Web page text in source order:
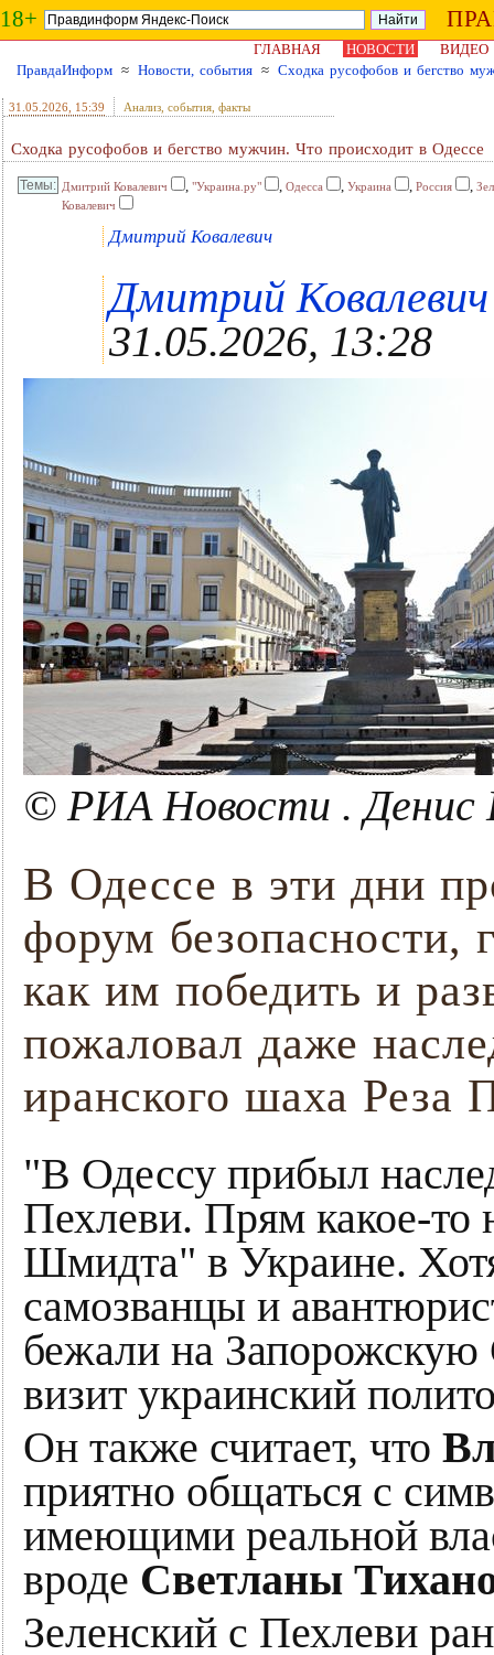
18+
ГЛАВНАЯ НОВОСТИ
ВИДЕО
ПравдаИнформ ≈ Новости, события ≈ Сходка русофобов и бегство
31.05.2026 , 15:39 Анализ, события, факты
Сходка русофобов и бегство мужчин. Что происходит в Одессе
Дмитрий Ковалевич , "Украина.ру" , Одесса , Украина , Россия ,
Ковалевич
Дмитрий Ковалевич
Дмитрий
31.05.2026, 13:28
© РИА Новости . Денис
В Одессе в эти дни
форум безопасности,
как им победить и
пожаловал даже
иранского шаха Реза
"В Одессу прибыл
Пехлеви. Прям какое-то
Шмидта" в Украине.
самозванцы и
бежали на Запорожскую
визит украинский
Он также считает, что
приятно общаться с
имеющими реальной
вроде Светланы
Зеленский с Пехлеви